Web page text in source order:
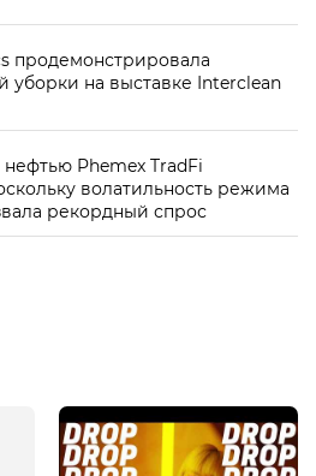
продемонстрировала
уборки на выставке Interclean
Phemex TradFi
волатильность режима
рекордный спрос